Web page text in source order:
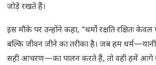
जोड़े रखते हैं।
इस मौके पर उन्होंने कहा, “धर्मो रक्षति रक्षितः
बल्कि जीवन जीने का तरीका है। जब हम
सही आचरण—का पालन करते हैं, तो वही हमें आगे